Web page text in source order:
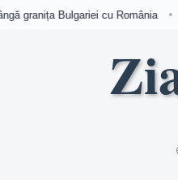
granița Bulgariei cu România •